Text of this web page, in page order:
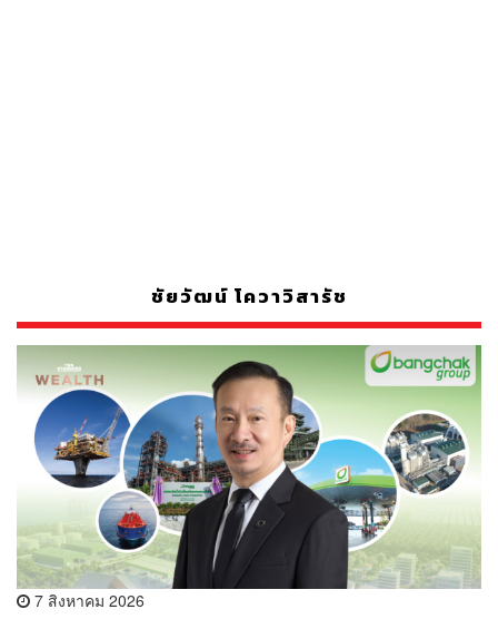
ชัยวัฒน์ โควาวิสารัช
7 สิงหาคม 2026